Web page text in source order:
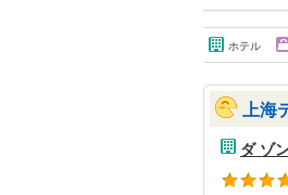
ホテル
上海
ダ ゾ